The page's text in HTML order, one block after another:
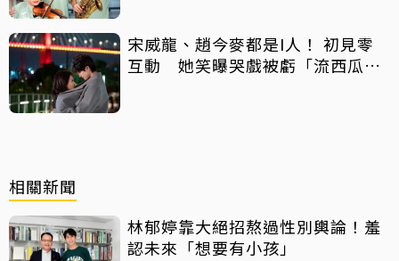
宋威龍、趙今麥都是I人！ 初見零
互動 她笑曝哭戲被虧「流西瓜
相關新聞
林郁婷靠大絕招熬過性別輿論！羞
認未來「想要有小孩」